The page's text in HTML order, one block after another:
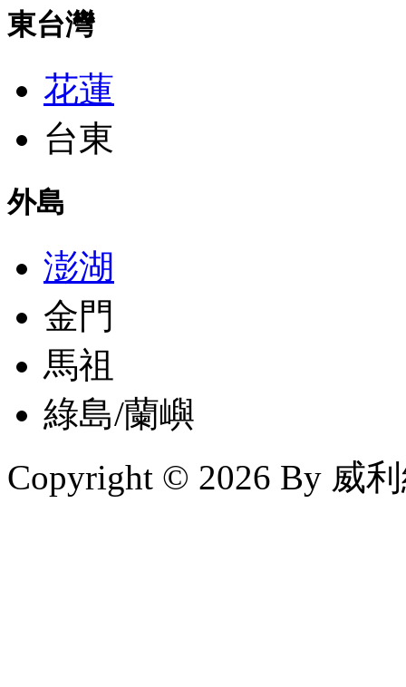
東台灣
花蓮
台東
外島
澎湖
金門
馬祖
綠島/蘭嶼
Copyright © 2026 By 威